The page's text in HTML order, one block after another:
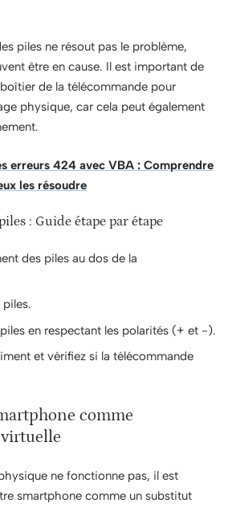
piles ne résout pas le problème,
être en cause. Il est important de
de la télécommande pour
physique, car cela peut également
erreurs 424 avec VBA : Comprendre
les résoudre
: Guide étape par étape
des piles au dos de la
piles.
en respectant les polarités (+ et -).
et vérifiez si la télécommande
comme
ne fonctionne pas, il est
smartphone comme un substitut